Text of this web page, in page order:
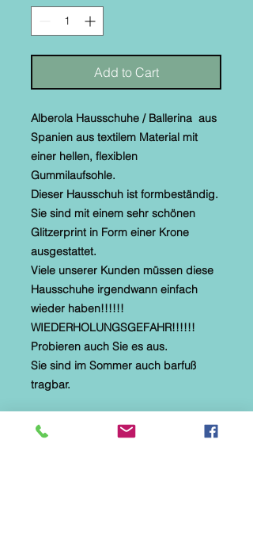
Add to Cart
Alberola Hausschuhe / Ballerina aus
Spanien aus textilem Material mit
einer hellen, flexiblen
Gummilaufsohle.
Dieser Hausschuh ist formbeständig.
Sie sind mit einem sehr schönen
Glitzerprint in Form einer Krone
ausgestattet.
Viele unserer Kunden müssen diese
Hausschuhe irgendwann einfach
wieder haben!!!!!!
WIEDERHOLUNGSGEFAHR!!!!!!
Probieren auch Sie es aus.
Sie sind im Sommer auch barfuß
tragbar.
* Alberola Ballerina Größen
auswählbar